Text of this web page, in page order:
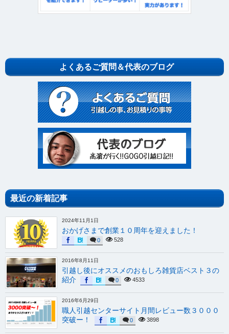
よくあるご質問＆代表のブログ
最近の新着記事
2024年11月1日
おかげさまで創業１０周年を迎えました！
0 528
2016年8月11日
引越し後にオススメのおもしろ雑貨店ベスト３の
紹介
0 4533
2016年6月29日
職人引越センターサイト月間レビュー数３０００
突破ー！
0 3898